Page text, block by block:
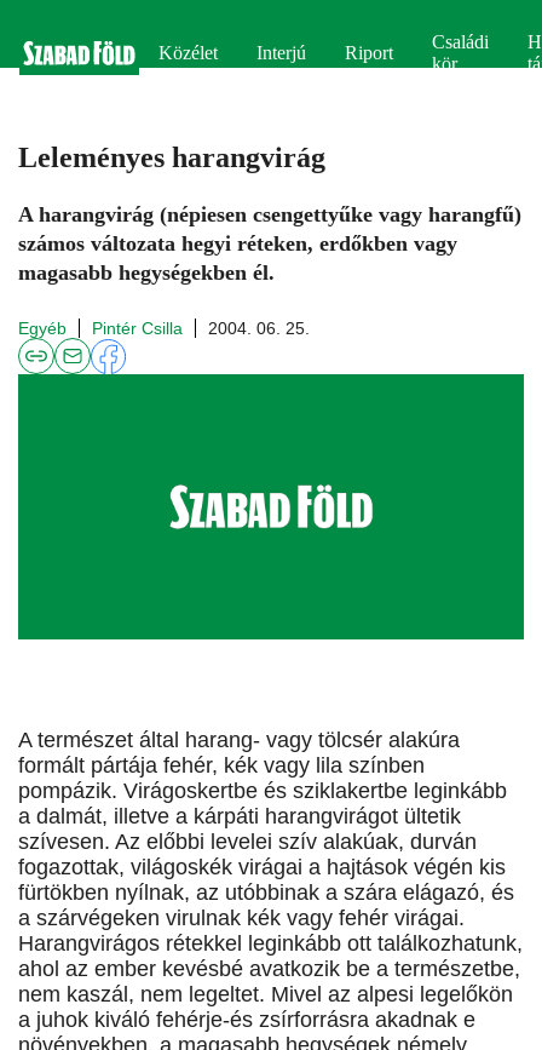
Közélet Interjú Riport
Családi
kör
Leleményes harangvirág
A harangvirág (népiesen csengettyűke vagy harangfű)
számos változata hegyi réteken, erdőkben vagy
magasabb hegységekben él.
Egyéb Pintér Csilla 2004. 06. 25.
A természet által harang- vagy tölcsér alakúra
formált pártája fehér, kék vagy lila színben
pompázik. Virágoskertbe és sziklakertbe leginkább
a dalmát, illetve a kárpáti harangvirágot ültetik
szívesen. Az előbbi levelei szív alakúak, durván
fogazottak, világoskék virágai a hajtások végén kis
fürtökben nyílnak, az utóbbinak a szára elágazó, és
a szárvégeken virulnak kék vagy fehér virágai.
Harangvirágos rétekkel leginkább ott találkozhatunk,
ahol az ember kevésbé avatkozik be a természetbe,
nem kaszál, nem legeltet. Mivel az alpesi legelőkön
a juhok kiváló fehérje-és zsírforrásra akadnak e